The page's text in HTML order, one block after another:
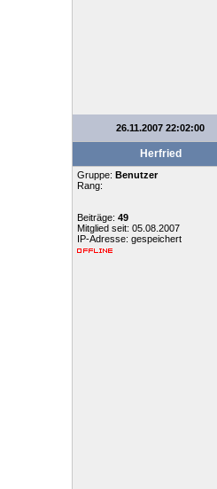
26.11.2007 22:02:00
Herfried
Gruppe: Benutzer
Rang:
Beiträge: 49
Mitglied seit: 05.08.2007
IP-Adresse: gespeichert